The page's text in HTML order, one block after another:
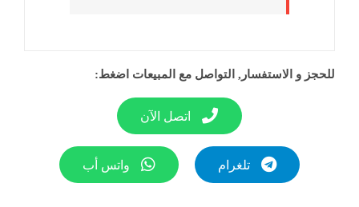
للحجز و الاستفسار, التواصل مع المبيعات اضغط:
اتصل الآن
تلغرام واتس أب